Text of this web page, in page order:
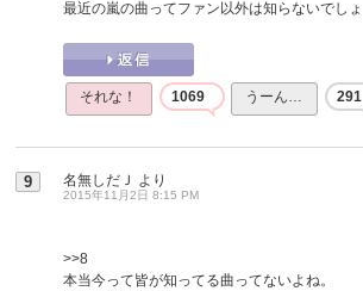
最近の嵐の曲ってファン以外は知らないでしょ
それな！ 1069 うーん… 291
9 名無しだＪ より
2015年11月2日 8:15 PM
>>8
本当今って皆が知ってる曲ってないよね。